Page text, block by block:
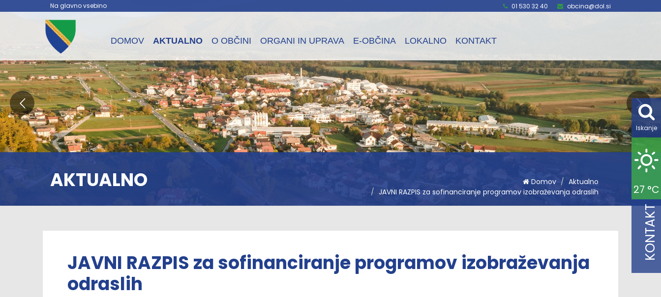
Na glavno vsebino 01 530 32 40 obcina@dol.si
DOMOV AKTUALNO O OBČINI ORGANI IN UPRAVA E-OBČINA LOKALNO KONTAKT
Iskanje
27 °C
KONTAKT
AKTUALNO Domov
Aktualno
JAVNI RAZPIS za sofinanciranje programov izobraževanja odraslih
JAVNI RAZPIS za sofinanciranje programov izobraževanja
odraslih